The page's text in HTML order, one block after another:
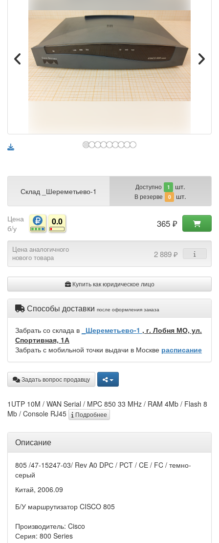
Склад _Шереметьево-1 Доступно 1 шт.
В резерве 0 шт.
Цена
б/у
0.0 365 ₽
Цена аналогичного
нового товара
2 889 ₽
Купить как юридическое лицо
Способы доставки после оформления заказа
Забрать со склада в _Шереметьево-1 , г. Лобня МО, ул.
Спортивная, 1А
Забрать с мобильной точки выдачи в Москве расписание
Задать вопрос продавцу
1UTP 10M / WAN Serial / MPC 850 33 MHz / RAM 4Mb / Flash 8
Mb / Console RJ45
Подробнее
Описание
805 /47-15247-03/ Rev A0 DPС / PCT / CE / FC / темно-
серый
Китай, 2006.09
Б/У маршрутизатор CISCO 805
Производитель: Cisco
Серия: 800 Series